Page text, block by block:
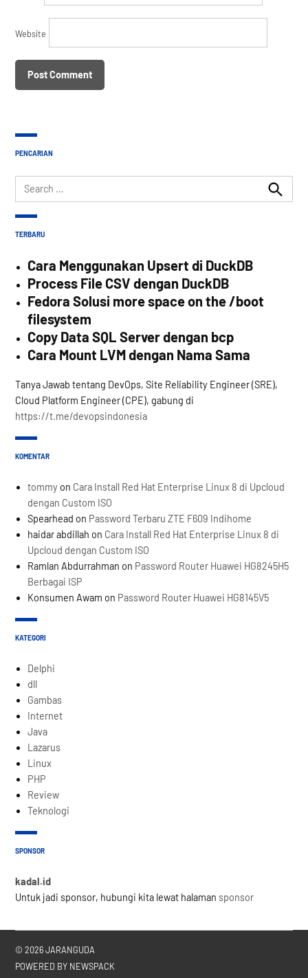
Website
PENCARIAN
Search
for:
Search
TERBARU
Cara Menggunakan Upsert di DuckDB
Process File CSV dengan DuckDB
Fedora Solusi more space on the /boot
filesystem
Copy Data SQL Server dengan bcp
Cara Mount LVM dengan Nama Sama
Tanya Jawab tentang DevOps, Site Reliability Engineer (SRE),
Cloud Platform Engineer (CPE), gabung di
https://t.me/devopsindonesia
KOMENTAR
tommy on Cara Install Red Hat Enterprise Linux 8 di Upcloud
dengan Custom ISO
Spearhead on Password Terbaru ZTE F609 Indihome
haidar abdillah on Cara Install Red Hat Enterprise Linux 8 di
Upcloud dengan Custom ISO
Ramlan Abdurrahman on Password Router Huawei HG8245H5
Berbagai ISP
Konsumen Awam on Password Router Huawei HG8145V5
KATEGORI
Delphi
dll
Gambas
Internet
Java
Lazarus
Linux
PHP
Review
Teknologi
SPONSOR
kadal.id
Untuk jadi sponsor, hubungi kita lewat halaman sponsor
© 2026 JARANGUDA
POWERED BY NEWSPACK